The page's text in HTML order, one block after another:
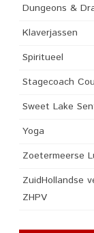
Dungeons &
Klaverjassen
Spiritueel
Stagecoach
Sweet Lake
Yoga
Zoetermeerse
ZuidHollandse
ZHPV